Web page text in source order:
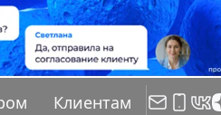
Клиентам